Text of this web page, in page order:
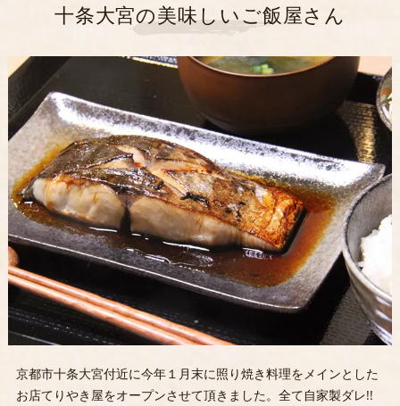
十条大宮の美味しいご飯屋さん
京都市十条大宮付近に今年１月末に照り焼き料理をメインとした
お店てりやき屋をオープンさせて頂きました。全て自家製ダレ!!